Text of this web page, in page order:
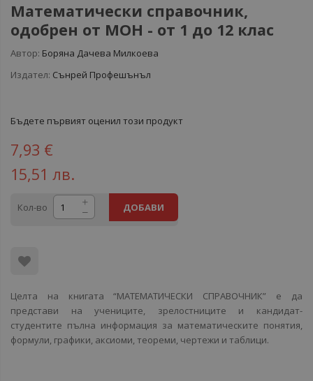
Математически справочник,
одобрен от МОН - от 1 до 12 клас
Автор: Борянa Дачева Милкоева
Издател: Сънрей Профешънъл
Бъдете първият оценил този продукт
7,93 €
15,51 лв.
Кол-во ДОБАВИ
Целта на книгата “МАТЕМАТИЧЕСКИ СПРАВОЧНИК” е да
представи на учениците, зрелостниците и кандидат-
студентите пълна информация за математическите понятия,
формули, графики, аксиоми, теореми, чертежи и таблици.